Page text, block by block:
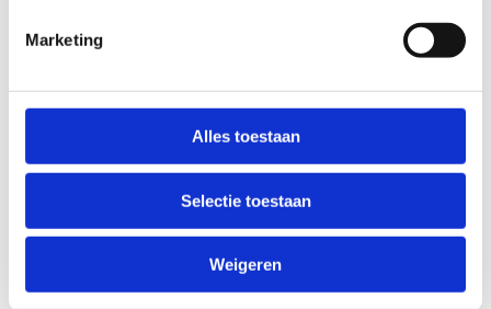
Marketing
Alles toestaan
Selectie toestaan
Weigeren
www.rodeo.be
Kortrijk
Oenanthe Outdoor BV
8500 Kortrijk
https://oenanthe.be